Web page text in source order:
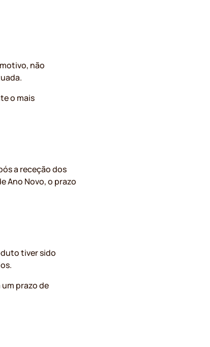
não
o mais
a receção dos
Ano Novo, o prazo
tiver sido
prazo de